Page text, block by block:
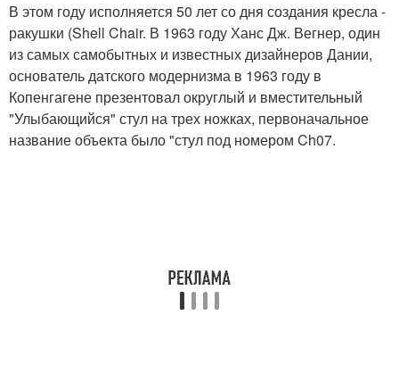
В этом году исполняется 50 лет со дня создания кресла -
ракушки (Shell Chair. В 1963 году Ханс Дж. Вегнер, один
из самых самобытных и известных дизайнеров Дании,
основатель датского модернизма в 1963 году в
Копенгагене презентовал округлый и вместительный
"Улыбающийся" стул на трех ножках, первоначальное
название объекта было "стул под номером Ch07.